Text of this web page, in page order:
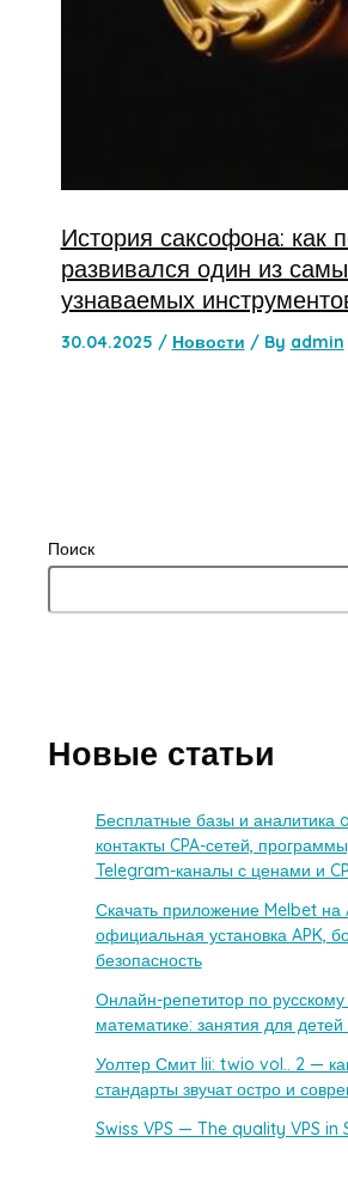
Поиск
Новые статьи
Бесплатные базы и
контакты CPA-сетей,
Telegram-каналы с ценами и
Скачать приложение Melbet
официальная установка APK,
безопасность
Онлайн-репетитор по русскому
математике: занятия для
Уолтер Смит Iii: twio vol.. 2 —
стандарты звучат остро и
Swiss VPS — The quality VPS in
История саксофона: как
развивался один из
узнаваемых
30.04.2025 / Новости / By admin